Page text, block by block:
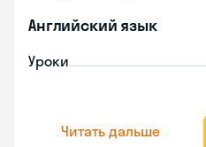
Английский язык
Уроки
Читать дальше